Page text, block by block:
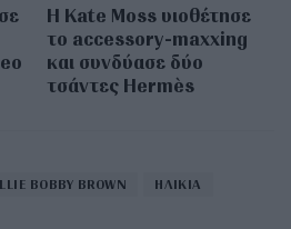
Η Kate Moss υιοθέτησε
τo accessory-maxxing
και συνδύασε δύο
τσάντες Hermès
BOBBY BROWN ΗΛΙΚΙΑ